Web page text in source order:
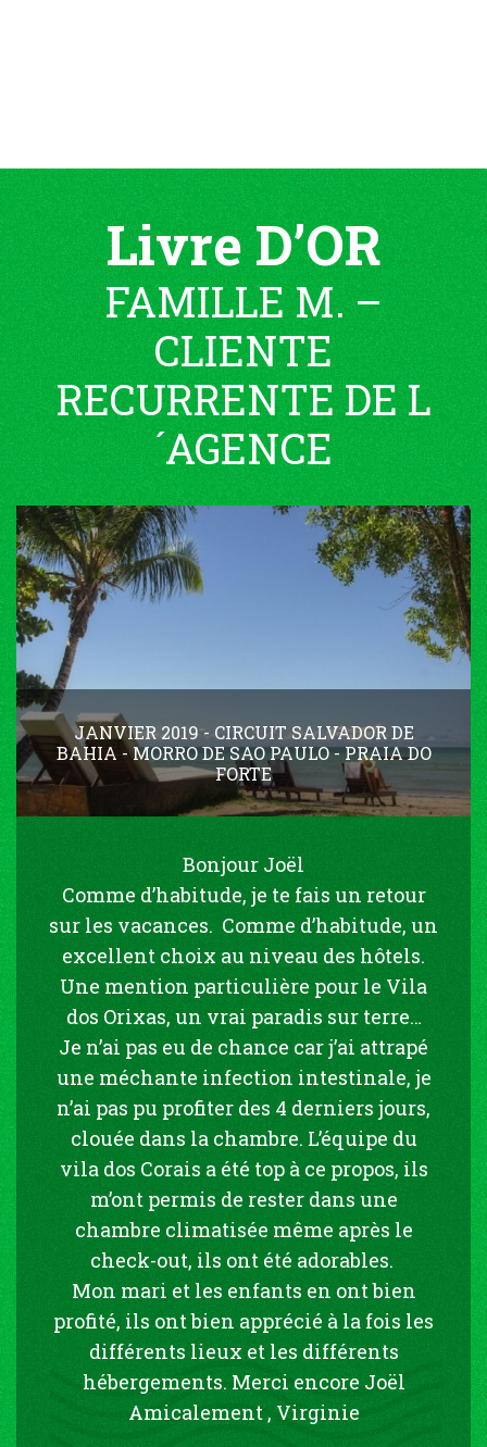
Livre D’OR
FAMILLE M. –
CLIENTE
RECURRENTE DE L
´AGENCE
JANVIER 2019 - CIRCUIT SALVADOR DE
BAHIA - MORRO DE SAO PAULO - PRAIA DO
FORTE
Bonjour Joël
Comme d’habitude, je te fais un retour
sur les vacances. Comme d’habitude, un
excellent choix au niveau des hôtels.
Une mention particulière pour le Vila
dos Orixas, un vrai paradis sur terre…
Je n’ai pas eu de chance car j’ai attrapé
une méchante infection intestinale, je
n’ai pas pu profiter des 4 derniers jours,
clouée dans la chambre. L’équipe du
vila dos Corais a été top à ce propos, ils
m’ont permis de rester dans une
chambre climatisée même après le
check-out, ils ont été adorables.
Mon mari et les enfants en ont bien
profité, ils ont bien apprécié à la fois les
différents lieux et les différents
hébergements. Merci encore Joël
Amicalement , Virginie